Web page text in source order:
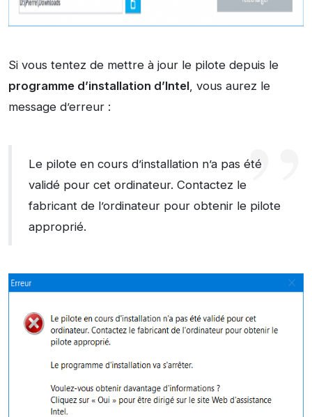
Si vous tentez de mettre à jour le pilote depuis le
programme d’installation d’Intel, vous aurez le
message d’erreur :
Le pilote en cours d’installation n’a pas été
validé pour cet ordinateur. Contactez le
fabricant de l’ordinateur pour obtenir le pilote
approprié.